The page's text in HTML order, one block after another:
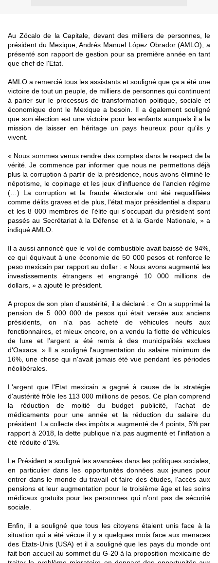
Au Zócalo de la Capitale, devant des milliers de personnes, le
président du Mexique, Andrés Manuel López Obrador (AMLO), a
présenté son rapport de gestion pour sa première année en tant
que chef de l'Etat.
AMLO a remercié tous les assistants et souligné que ça a été une
victoire de tout un peuple, de milliers de personnes qui continuent
à parier sur le processus de transformation politique, sociale et
économique dont le Mexique a besoin. Il a également souligné
que son élection est une victoire pour les enfants auxquels il a la
mission de laisser en héritage un pays heureux pour qu'ils y
vivent.
« Nous sommes venus rendre des comptes dans le respect de la
vérité. Je commence par informer que nous ne permettons déjà
plus la corruption à partir de la présidence, nous avons éliminé le
népotisme, le copinage et les jeux d'influence de l'ancien régime
(…) La corruption et la fraude électorale ont été requalifiées
comme délits graves et de plus, l'état major présidentiel a disparu
et les 8 000 membres de l'élite qui s'occupait du président sont
passés au Secrétariat à la Défense et à la Garde Nationale, » a
indiqué AMLO.
Il a aussi annoncé que le vol de combustible avait baissé de 94%,
ce qui équivaut à une économie de 50 000 pesos et renforce le
peso mexicain par rapport au dollar : « Nous avons augmenté les
investissements étrangers et engrangé 10 000 millions de
dollars, » a ajouté le président.
A propos de son plan d'austérité, il a déclaré : « On a supprimé la
pension de 5 000 000 de pesos qui était versée aux anciens
présidents, on n'a pas acheté de véhicules neufs aux
fonctionnaires, et mieux encore, on a vendu la flotte de véhicules
de luxe et l'argent a été remis à des municipalités exclues
d'Oaxaca. » Il a souligné l'augmentation du salaire minimum de
16%, une chose qui n'avait jamais été vue pendant les périodes
néolibérales.
L'argent que l'Etat mexicain a gagné à cause de la stratégie
d'austérité frôle les 113 000 millions de pesos. Ce plan comprend
la réduction de moitié du budget publicité, l'achat de
médicaments pour une année et la réduction du salaire du
président. La collecte des impôts a augmenté de 4 points, 5% par
rapport à 2018, la dette publique n'a pas augmenté et l'inflation a
été réduite d'1%.
Le Président a souligné les avancées dans les politiques sociales,
en particulier dans les opportunités données aux jeunes pour
entrer dans le monde du travail et faire des études, l'accès aux
pensions et leur augmentation pour le troisième âge et les soins
médicaux gratuits pour les personnes qui n’ont pas de sécurité
sociale.
Enfin, il a souligné que tous les citoyens étaient unis face à la
situation qui a été vécue il y a quelques mois face aux menaces
des Etats-Unis (USA) et il a souligné que les pays du monde ont
fait bon accueil au sommet du G-20 à la proposition mexicaine de